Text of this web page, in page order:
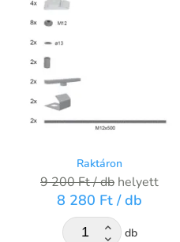
Raktáron
9 200 Ft/ db helyett
8 280 Ft / db
db